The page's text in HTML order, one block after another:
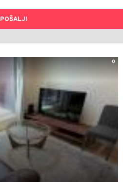
POŠALJI
0